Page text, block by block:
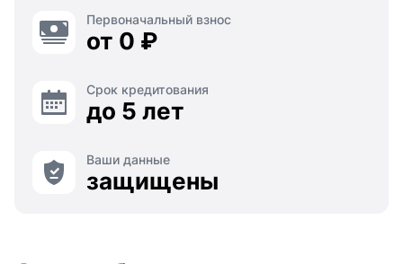
Первоначальный взнос
от 0 ₽
Срок кредитования
до 5 лет
Ваши данные
защищены